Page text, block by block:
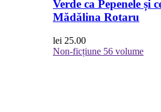
Verde ca Pepenele și
Mădălina Rotaru
lei 25.00
Non-ficțiune 56 volume